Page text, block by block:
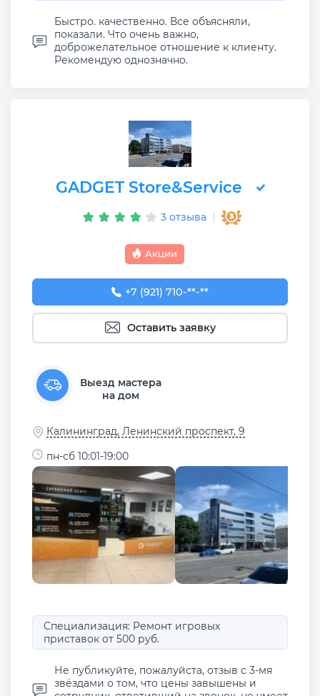
Быстро. качественно. Все объясняли,
показали. Что очень важно,
доброжелательное отношение к клиенту.
Рекомендую однозначно.
GADGET Store&Service
3 отзыва
Акции
+7 (921) 710-69-91
+7 (921) 710-**-**
Оставить заявку
Выезд мастера
на дом
Калининград, Ленинский проспект, 9
пн-сб 10:01-19:00
Специализация: Ремонт игровых
приставок от 500 руб.
Не публикуйте, пожалуйста, отзыв с 3-мя
звёздами о том, что цены завышены и